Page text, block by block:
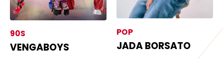
VENGABOYS
90S
JADA BORSATO
POP